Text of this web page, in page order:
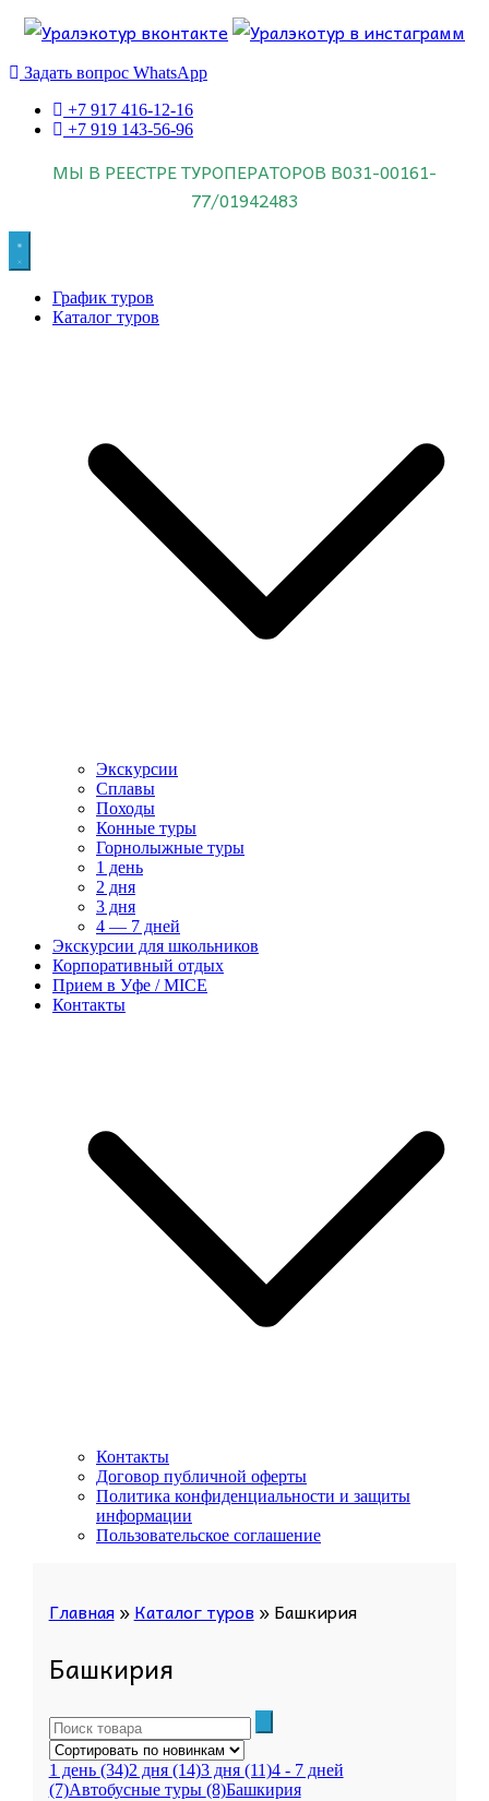
Знайте об этом.
Задать вопрос WhatsApp
+7 917 416-12-16
+7 919 143-56-96
МЫ В РЕЕСТРЕ ТУРОПЕРАТОРОВ В031-00161-
77/01942483
График туров
Каталог туров
Экскурсии
Сплавы
Походы
Конные туры
Горнолыжные туры
1 день
2 дня
3 дня
4 — 7 дней
Экскурсии для школьников
Корпоративный отдых
Прием в Уфе / MICE
Контакты
Контакты
Договор публичной оферты
Политика конфиденциальности и защиты
информации
Пользовательское соглашение
Главная»Каталог туров »Башкирия
Башкирия
1 день (34)2 дня (14)3 дня (11)4 - 7 дней
(7)Автобусные туры (8)Башкирия